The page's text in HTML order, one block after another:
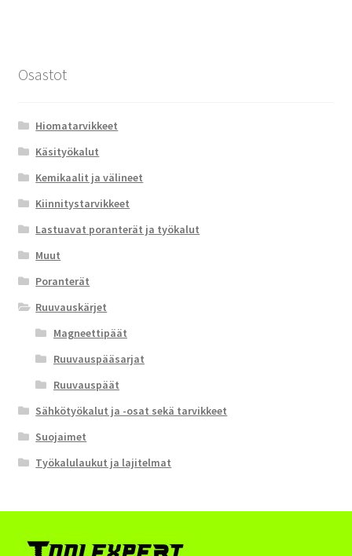
Osastot
Hiomatarvikkeet
Käsityökalut
Kemikaalit ja välineet
Kiinnitystarvikkeet
Lastuavat poranterät ja työkalut
Muut
Poranterät
Ruuvauskärjet
Magneettipäät
Ruuvauspääsarjat
Ruuvauspäät
Sähkötyökalut ja -osat sekä tarvikkeet
Suojaimet
Työkalulaukut ja lajitelmat